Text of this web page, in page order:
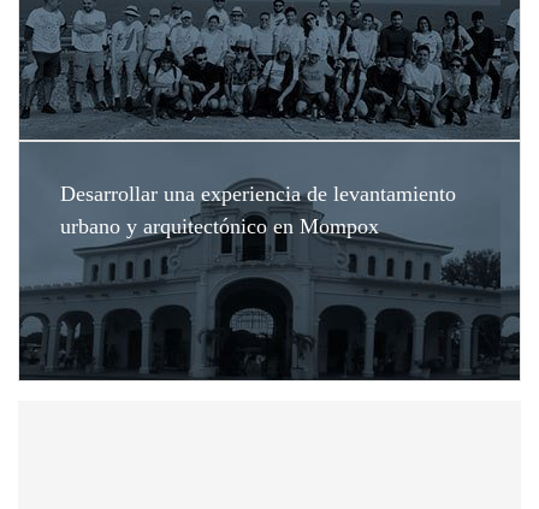
Desarrollar una experiencia de levantamiento
urbano y arquitectónico en Mompox